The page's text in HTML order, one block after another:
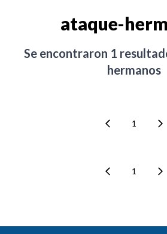
ataque-
Se encontraron 1
hermanos
1
1